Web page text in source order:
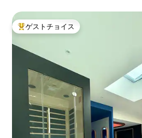
大好評のゲストチョイスです。
ゲストチョイス